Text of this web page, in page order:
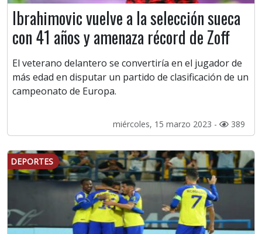
Ibrahimovic vuelve a la selección sueca
con 41 años y amenaza récord de Zoff
El veterano delantero se convertiría en el jugador de
más edad en disputar un partido de clasificación de un
campeonato de Europa.
miércoles, 15 marzo 2023 - 389
DEPORTES